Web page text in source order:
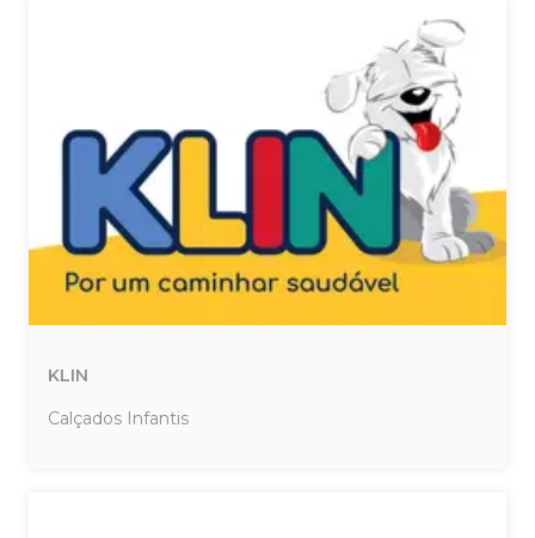
KLIN
Calçados Infantis